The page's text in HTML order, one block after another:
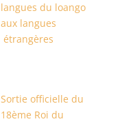
langues du loango
aux langues
étrangères
Sortie officielle du
18ème Roi du